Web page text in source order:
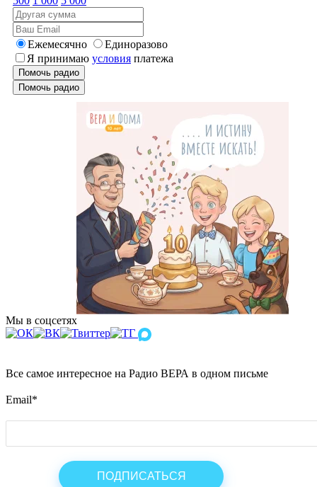
Ежемесячно
Единоразово
Я принимаю условия платежа
Помочь радио
Помочь радио
Мы в соцсетях
Все самое интересное на Радио ВЕРА в одном письме
Email*